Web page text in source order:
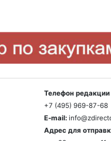
Телефон
+7 (495) 969-87-68
E-mail:
Адрес для